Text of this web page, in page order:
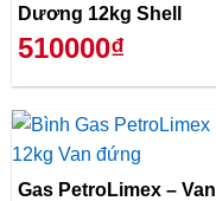
Dương 12kg Shell
510000₫
Gas PetroLimex – Van